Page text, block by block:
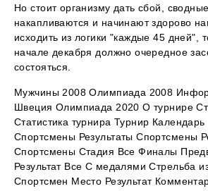
Но стоит организму дать сбой,
накапливаются и начинают здорово
исходить из логики "каждые 45 дней",
начале декабря должно очередное
состояться.
Мужчины 2008 Олимпиада 2008
Швеция Олимпиада 2020 О турнире
Статистика турнира Турнир
Спортсмены Результаты Спортсмены
Спортсмены Стадия Все Финалы
Результат Все С медалями Стрельба
Спортсмен Место Результат